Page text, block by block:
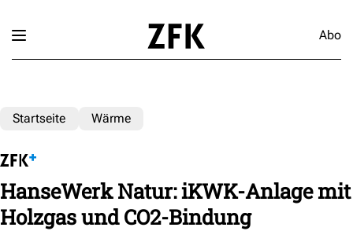
Abo
Startseite Wärme
HanseWerk Natur: iKWK-Anlage mit
Holzgas und CO2-Bindung